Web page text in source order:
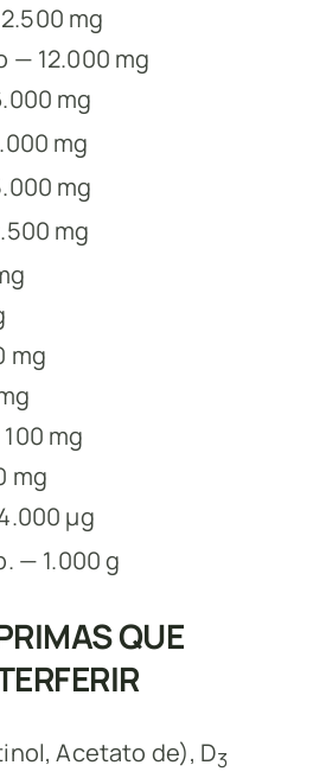
mg
— 12.000 mg
mg
mg
mg
mg
mg
mg
mg
µg
— 1.000 g
QUE
Acetato de), D3